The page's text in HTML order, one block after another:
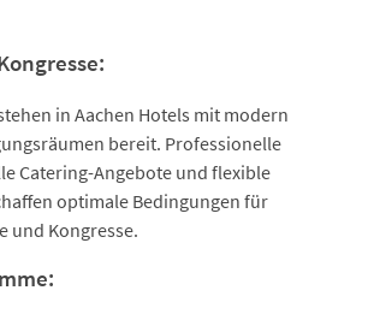
in Aachen Hotels mit modern
bereit. Professionelle
Catering-Angebote und flexible
optimale Bedingungen für
und Kongresse.